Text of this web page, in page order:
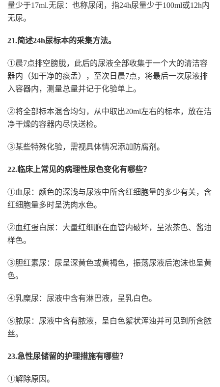
量少于17ml.无尿：也称尿闭，指24h尿量少于100ml或12h内
无尿。
21.简述24h尿标本的采集方法。
①晨7点排空膀胧，此后的尿液全部收集于一个大的清洁容
器内（如干净的痰孟），至次日晨7点，将最后一次尿液排
入容器内，测量总量并记于化验单上。
②将全部标本混合均匀，从中取出20ml左右的标本，放在洁
净干燥的容器内尽快送检。
③某些特殊化验，需视具体情况添加防腐剂。
22.临床上常见的病理性尿色变化有哪些？
①血尿：颜色的深浅与尿液中所含红细胞量的多少有关，含
红细胞量多时呈洗肉水色。
②血红蛋白尿：大量红细胞在血管内破坏，呈浓茶色、酱油
样色。
③胆红素尿：尿呈深黄色或黄褐色，振荡尿液后泡沫也呈黄
色。
④乳糜尿：尿液中含有淋巴液，呈乳白色。
⑤脓尿：尿液中含有脓液，呈白色絮状浑浊并可见到所含脓
丝。
23.急性尿储留的护理措施有哪些？
①解除原因。